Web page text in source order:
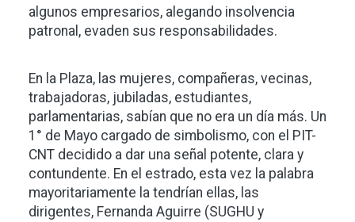
algunos empresarios, alegando insolvencia
patronal, evaden sus responsabilidades.
En la Plaza, las mujeres, compañeras, vecinas,
trabajadoras, jubiladas, estudiantes,
parlamentarias, sabían que no era un día más. Un
1° de Mayo cargado de simbolismo, con el PIT-
CNT decidido a dar una señal potente, clara y
contundente. En el estrado, esta vez la palabra
mayoritariamente la tendrían ellas, las
dirigentes, Fernanda Aguirre (SUGHU y